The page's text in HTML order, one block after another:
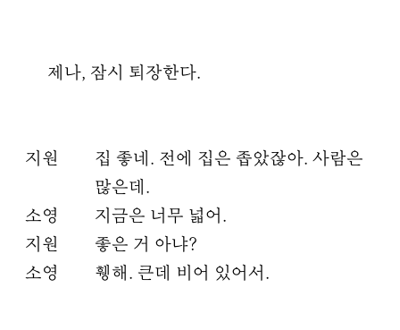
제나, 잠시 퇴장한다.
지원
집 좋네. 전에 집은 좁았잖아. 사람은
많은데.
소영
지금은 너무 넓어.
지원
좋은 거 아냐?
소영
휑해. 큰데 비어 있어서.